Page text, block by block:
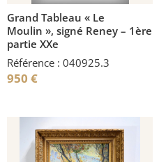
Grand Tableau « Le
Moulin », signé Reney – 1ère
partie XXe
Référence : 040925.3
950 €